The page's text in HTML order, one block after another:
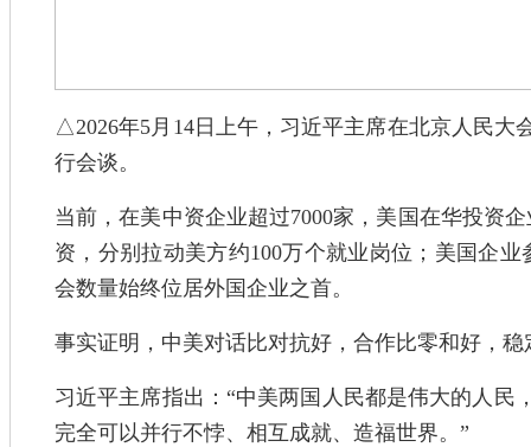
△2026年5月14日上午，习近平主席在北京人民大
行会谈。
当前，在美中资企业超过7000家，美国在华投资
资，分别拉动美方约100万个就业岗位；美国企
会数量始终位居外国企业之首。
事实证明，中美对话比对抗好，合作比零和好，稳
习近平主席指出：“中美两国人民都是伟大的人
完全可以并行不悖、相互成就、造福世界。”